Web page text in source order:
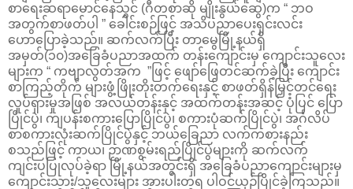
စာရေးဆရာမောင်နေသွင် (ဂီတစာဆို မျိုးနွယ်ဆွေ)က “ ဘဝ
အတွက်စာဖတ်ပါ ” ခေါင်းစဉ်ဖြင့် အသိပညာပေးရှင်းလင်း
ဟောပြောခဲ့သည်။ ဆက်လက်ပြီး တာမွေမြို့နယ်ရှိ
အမှတ်(၁၀)အခြေခံပညာအထက် တန်းကျောင်းမှ ကျောင်းသူလေး
များက “ ကဗျာလွတ်အက ”ဖြင့် ဖျော်ဖြေတင်ဆက်ခဲ့ပြီး ကျောင်း
စာကြည့်တိုက် များဖွံ့ဖြိုးတိုးတက်ရေးနှင့် စာဖတ်ရှိန်မြှင့်တင်ရေး
လှုပ်ရှားမှုအဖြစ် အလယ်တန်းနှင့် အထက်တန်းအဆင့် ပုံပြင် ပြော
ပြိုင်ပွဲ၊ ကျပန်းစကားပြောပြိုင်ပွဲ၊ စကားပုံဆက်ပြိုင်ပွဲ၊ အင်္ဂလိပ်
စာစကားလုံးဆက်ပြိုင်ပွဲနှင့် ဘယ်ခြေညာ လက်ကစားနည်း
စသည်ဖြင့် ကာယ၊ ဉာဏစွမ်းရည်ပြိုင်ပွဲများကို ဆက်လက်
ကျင်းပပြုလုပ်ခဲ့ရာ မြို့နယ်အတွင်းရှိ အခြေခံပညာကျောင်းများမှ
ကျောင်းသား/သူလေးများ အားပါးတရ ပါဝင်ယှဉ်ပြိုင်ခဲ့ကြသည်။